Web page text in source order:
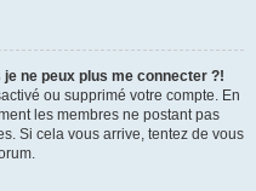
ne peux plus me connecter ?!
ou supprimé votre compte. En
les membres ne postant pas
Si cela vous arrive, tentez de vous